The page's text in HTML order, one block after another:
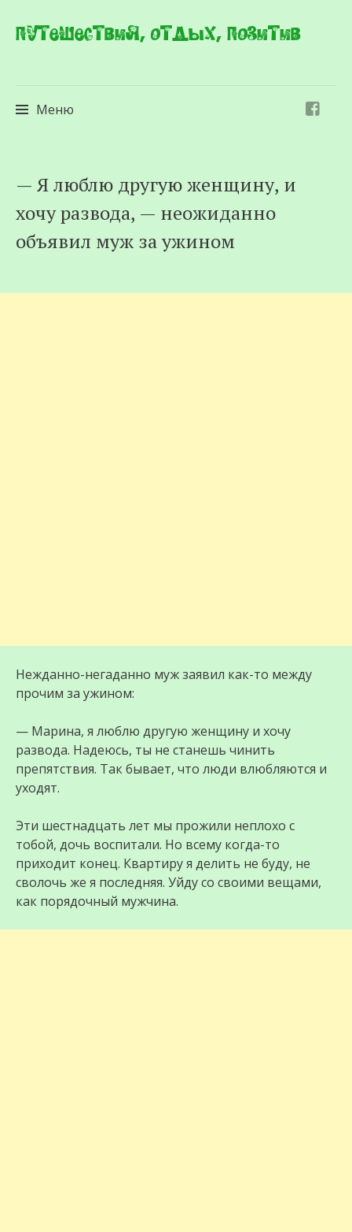
Путешествия, отдых, позитив
Меню
к
содержимому
— Я люблю другую женщину, и
хочу развода, — неожиданно
объявил муж за ужином
Нежданно-негаданно муж заявил как-то между
прочим за ужином:
— Марина, я люблю другую женщину и хочу
развода. Надеюсь, ты не станешь чинить
препятствия. Так бывает, что люди влюбляются и
уходят.
Эти шестнадцать лет мы прожили неплохо с
тобой, дочь воспитали. Но всему когда-то
приходит конец. Квартиру я делить не буду, не
сволочь же я последняя. Уйду со своими вещами,
как порядочный мужчина.